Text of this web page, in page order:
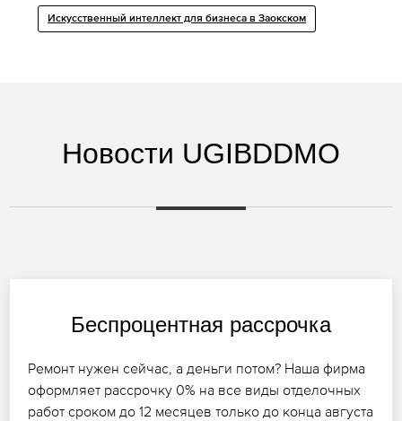
Искусственный интеллект для бизнеса в Заокском
Новости UGIBDDMO
Беспроцентная рассрочка
Ремонт нужен сейчас, а деньги потом? Наша фирма
оформляет рассрочку 0% на все виды отделочных
работ сроком до 12 месяцев только до конца августа